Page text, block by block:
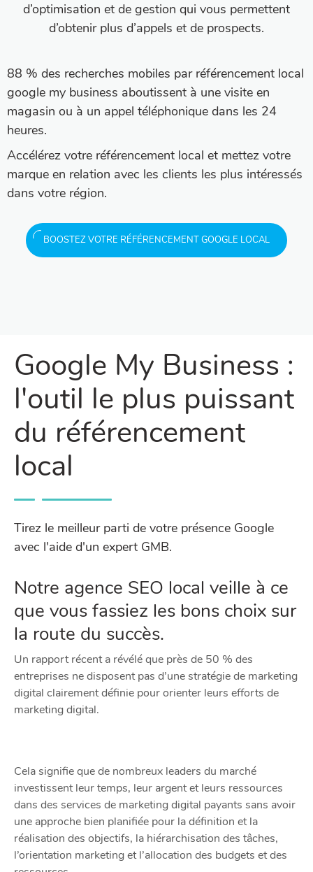
d’optimisation et de gestion qui vous permettent
d’obtenir plus d’appels et de prospects.
88 % des recherches mobiles par référencement local
google my business aboutissent à une visite en
magasin ou à un appel téléphonique dans les 24
heures.
Accélérez votre référencement local et mettez votre
marque en relation avec les clients les plus intéressés
dans votre région.
BOOSTEZ VOTRE RÉFÉRENCEMENT GOOGLE LOCAL
Google My Business :
l'outil le plus puissant
du référencement
local
​Tirez le meilleur parti de votre présence Google
avec l'aide d'un expert GMB.
Notre agence SEO local veille à ce
que vous fassiez les bons choix sur
la route du succès.
Un rapport récent a révélé que près de 50 % des
entreprises ne disposent pas d’une stratégie de marketing
digital clairement définie pour orienter leurs efforts de
marketing digital.
Cela signifie que de nombreux leaders du marché
investissent leur temps, leur argent et leurs ressources
dans des services de marketing digital payants sans avoir
une approche bien planifiée pour la définition et la
réalisation des objectifs, la hiérarchisation des tâches,
l’orientation marketing et l’allocation des budgets et des